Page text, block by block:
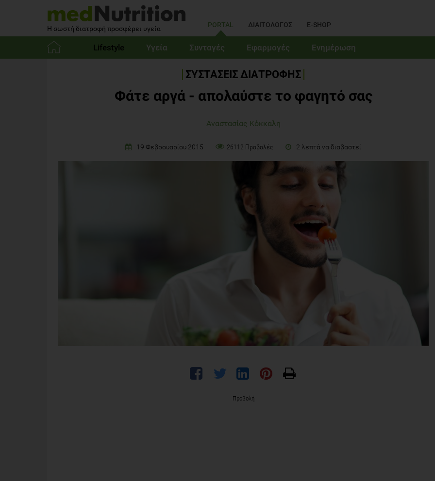
Η σωστή διατροφή προσφέρει υγεία PORTAL ΔΙΑΙΤΟΛΟΓΟΣ E-SHOP
Lifestyle Υγεία Συνταγές Εφαρμογές Ενημέρωση
ΣΥΣΤΑΣΕΙΣ ΔΙΑΤΡΟΦΗΣ
Φάτε αργά - απολαύστε το φαγητό σας
Αναστασίας Κόκκαλη
19 Φεβρουαρίου 2015 26112 Προβολές 2 λεπτά να διαβαστεί
Προβολή